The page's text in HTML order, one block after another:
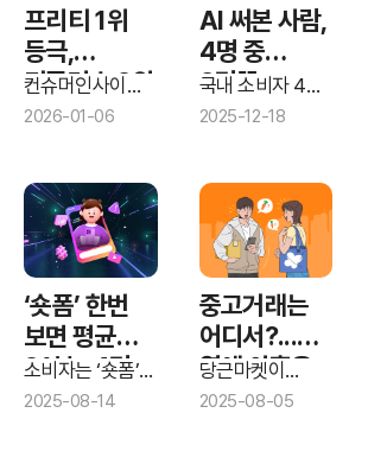
프리티 1위
등극,
티플러스 2위
약진...
컨슈머인사이트
’25년 하반기
이용자 만족도
2026-01-06
AI 써본 사람,
4명 중
3명꼴...
챗GPT 강세
국내 소비자 4명
중 3명이 평균
이용해본 것으로
나타났다.
2025-12-18
‘숏폼’ 한번
보면 평균
21분...4명
중 3명
소비자는 ‘숏폼’을
한 번 보기
2025-08-14
중고거래는
어디서?...
열에 아홉은
‘당근이지요
당근마켓이
중고거래 플랫폼
2025-08-05